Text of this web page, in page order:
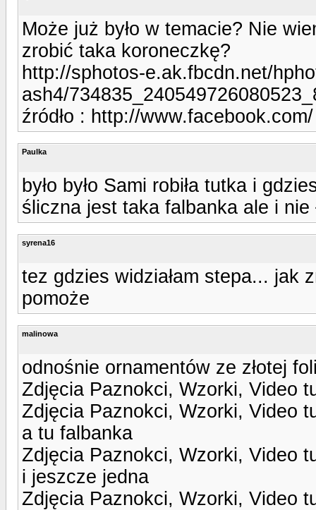
Może już było w temacie? Nie
zrobić taka koroneczkę?
http://sphotos-e.ak.fbcdn.net/
ash4/
źródło : http://www.facebook.com/
Paulka
było było Sami robiła tutka i
śliczna jest taka falbanka ale i nie
syrena16
tez gdzies widziałam stepa... jak
pomoże
malinowa
odnośnie ornamentów ze złotej
Zdjęcia Paznokci, Wzorki, Video
Zdjęcia Paznokci, Wzorki, Video
a tu falbanka
Zdjęcia Paznokci, Wzorki, Video
i jeszcze jedna
Zdjęcia Paznokci, Wzorki, Video